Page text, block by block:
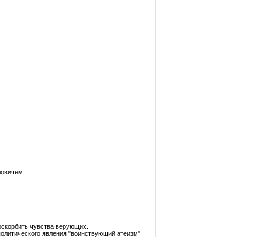
чувства верующих.
явления "воинствующий атеизм"